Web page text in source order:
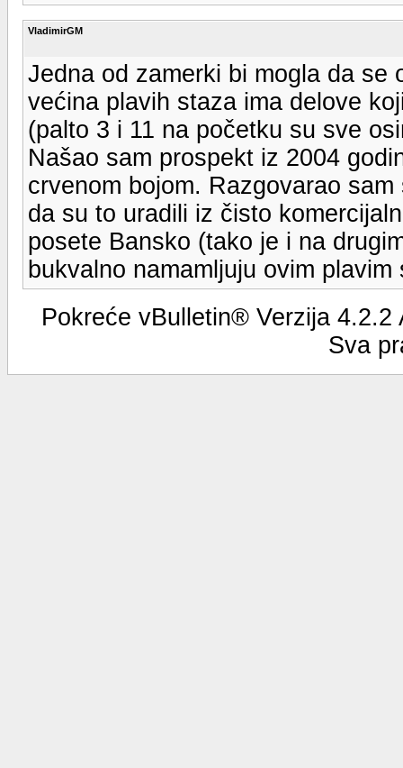
VladimirGM
Jedna od zamerki bi mogla da se
većina plavih staza ima delove
(palto 3 i 11 na početku su sve
Našao sam prospekt iz 2004
crvenom bojom. Razgovarao
da su to uradili iz čisto
posete Bansko (tako je i na
bukvalno namamljuju ovim plavim
Pokreće vBulletin® Verzija
Sva